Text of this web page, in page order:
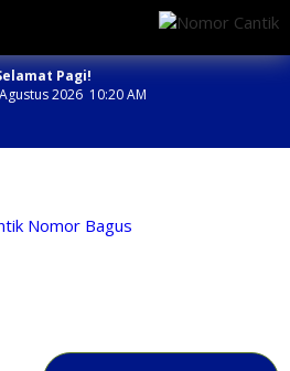
Pagi!
2026 10:20 AM